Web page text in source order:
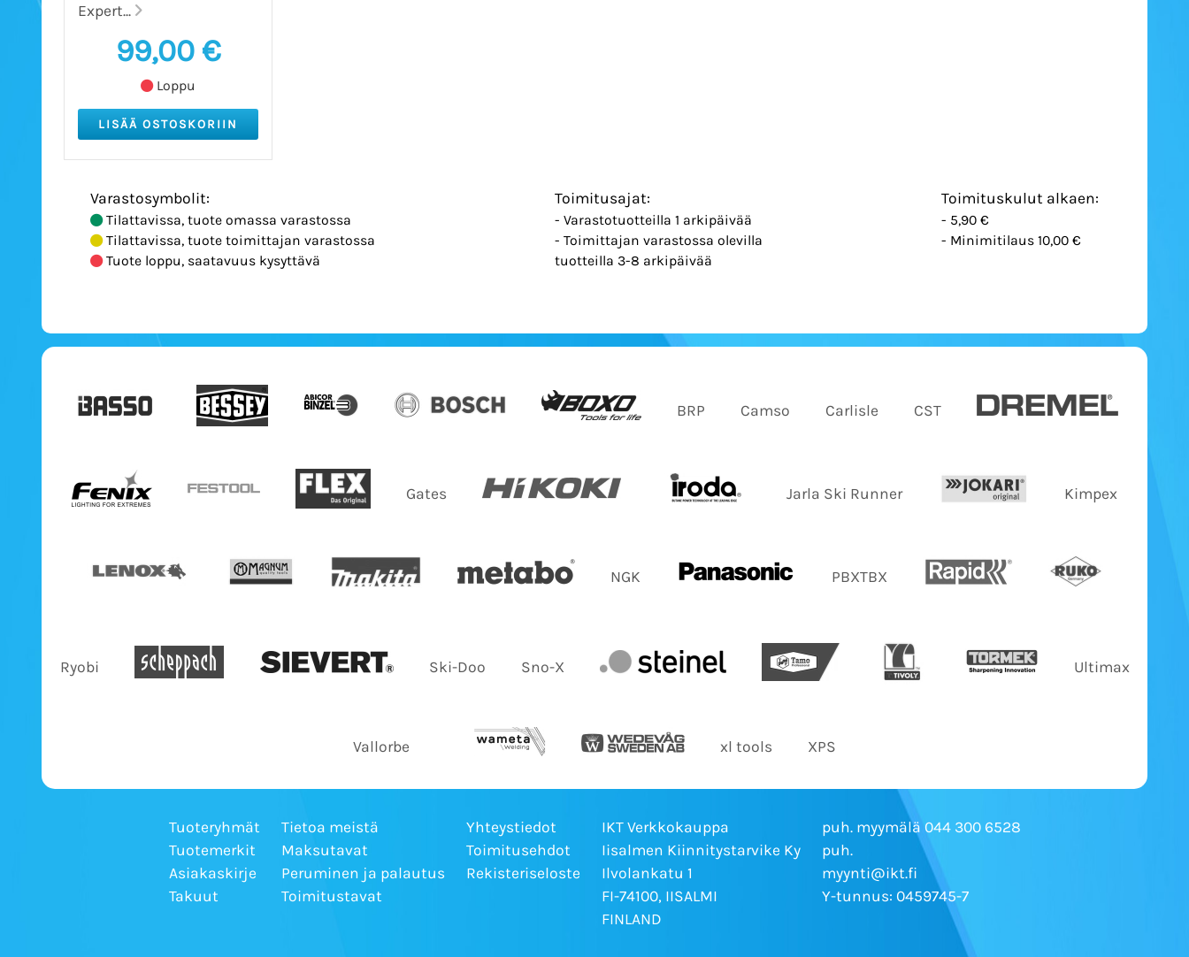
Expert...
99,00 €
Loppu
Varastosymbolit:
Tilattavissa, tuote omassa varastossa
Tilattavissa, tuote toimittajan varastossa
Tuote loppu, saatavuus kysyttävä
Toimitusajat:
- Varastotuotteilla 1 arkipäivää
- Toimittajan varastossa olevilla
tuotteilla 3-8 arkipäivää
Toimituskulut alkaen:
- 5,90 €
- Minimitilaus 10,00 €
BRP Camso Carlisle CST
Gates Jarla Ski Runner Kimpex
NGK PBXTBX
Ryobi Ski-Doo Sno-X Ultimax
Vallorbe xl tools XPS
Tuoteryhmät
Tuotemerkit
Asiakaskirje
Takuut
Tietoa meistä
Maksutavat
Peruminen ja palautus
Toimitustavat
Yhteystiedot
Toimitusehdot
Rekisteriseloste
IKT Verkkokauppa
Iisalmen Kiinnitystarvike Ky
Ilvolankatu 1
FI-74100, IISALMI
FINLAND
puh. myymälä 044 300 6528
puh.
myynti@ikt.fi
Y-tunnus: 0459745-7